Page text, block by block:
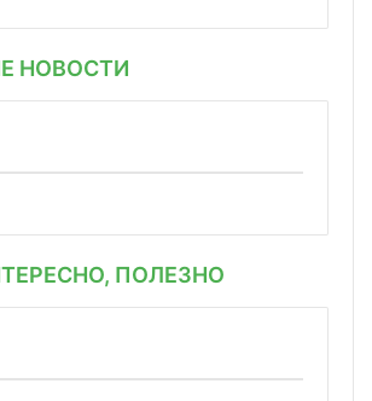
НОВОСТИ
ПОЛЕЗНО